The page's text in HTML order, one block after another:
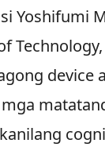
Yoshifumi
device